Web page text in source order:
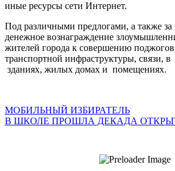
иные ресурсы сети Интернет.
Под различными предлогами, а также за
денежное вознаграждение
жителей города к совершению поджогов
транспортной инфраструктуры, связи,
зданиях, жилых домах и помещениях.
Навигация
по
МОБИЛЬНЫЙ ИЗБИРАТЕЛЬ
В ШКОЛЕ ПРОШЛА ДЕКАДА